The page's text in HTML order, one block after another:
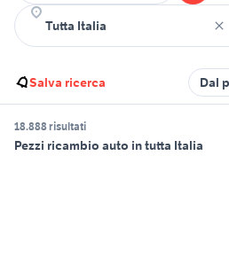
Salva ricerca Dal
18.888 risultati
Pezzi ricambio auto in tutta Italia